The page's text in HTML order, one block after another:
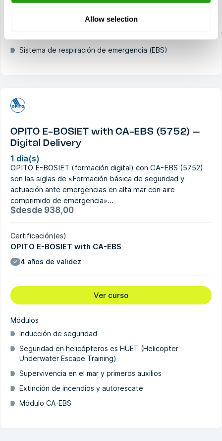
Allow selection
Underwater Escape Training)
Supervivencia en el mar y primeros auxilios
Sistema de respiración de emergencia (EBS)
OPITO E-BOSIET with CA-EBS (5752) –
Digital Delivery
1 día(s)
OPITO E-BOSIET (formación digital) con CA-EBS (5752)
son las siglas de «Formación básica de seguridad y
actuación ante emergencias en alta mar con aire
comprimido de emergencia»…
$desde 938,00
Certificación(es)
OPITO E-BOSIET with CA-EBS
4 años de validez
Ver curso
Módulos
Inducción de seguridad
Seguridad en helicópteros es HUET (Helicopter
Underwater Escape Training)
Supervivencia en el mar y primeros auxilios
Extinción de incendios y autorescate
Módulo CA-EBS